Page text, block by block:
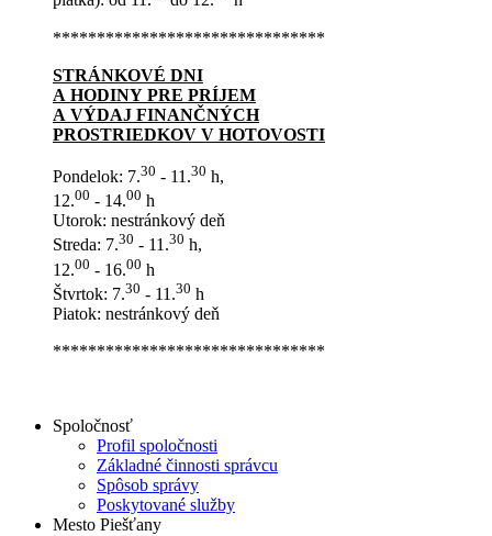
*******************************
STRÁNKOVÉ DNI
A HODINY PRE PRÍJEM
A VÝDAJ FINANČNÝCH
PROSTRIEDKOV V HOTOVOSTI
Pondelok: 7.30 - 11.30 h,
12.00 - 14.00 h
Utorok: nestránkový deň
Streda: 7.30 - 11.30 h,
12.00 - 16.00 h
Štvrtok: 7.30 - 11.30 h
Piatok: nestránkový deň
*******************************
Spoločnosť
Profil spoločnosti
Základné činnosti správcu
Spôsob správy
Poskytované služby
Mesto Piešťany